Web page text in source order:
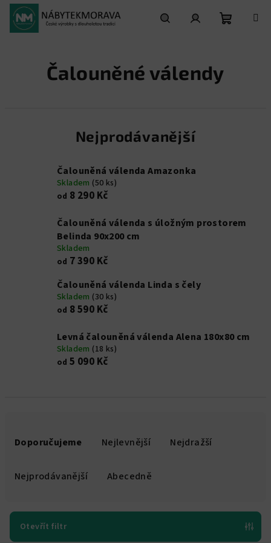
Přejít
obsah
Čalouněné válendy
Nejprodávanější
Čalouněná válenda Amazonka
Skladem (50 ks)
od 8 290 Kč
Čalouněná válenda s úložným prostorem
Belinda 90x200 cm
Skladem
od 7 390 Kč
Čalouněná válenda Linda s čely
Skladem (30 ks)
od 8 590 Kč
Levná čalouněná válenda Alena 180x80 cm
Skladem (18 ks)
od 5 090 Kč
Doporučujeme Nejlevnější Nejdražší
Nejprodávanější Abecedně
Otevřít filtr